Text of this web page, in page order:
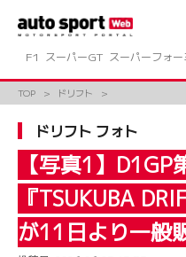
ツ
ス
F1 スーパーGT スーパーフォ
TOP ドリフト
ドリフト フォト
【写真1】
『TSUKUBA
が11日より一般